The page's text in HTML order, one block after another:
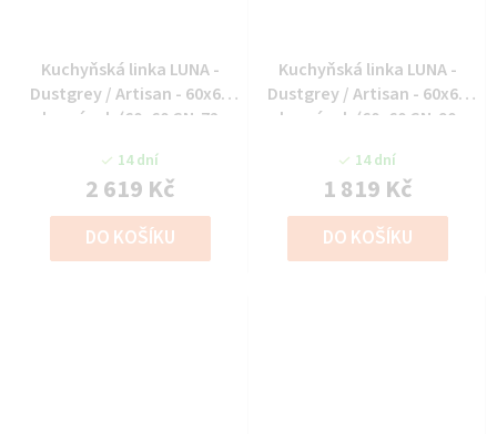
Kuchyňská linka LUNA -
Dustgrey / Artisan - 60x60
horní roh (60x60 GN-72
14 dní
2 619 Kč
DO KOŠÍKU
Kuchyňská linka LUNA -
Dustgrey / Artisan - 60x60
horní roh (60x60 GN-90
14 dní
1 819 Kč
DO KOŠÍKU